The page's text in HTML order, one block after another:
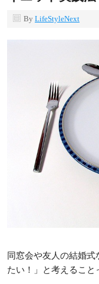
By LifeStyleNext
同窓会や友人の結婚
たい！」と考えること